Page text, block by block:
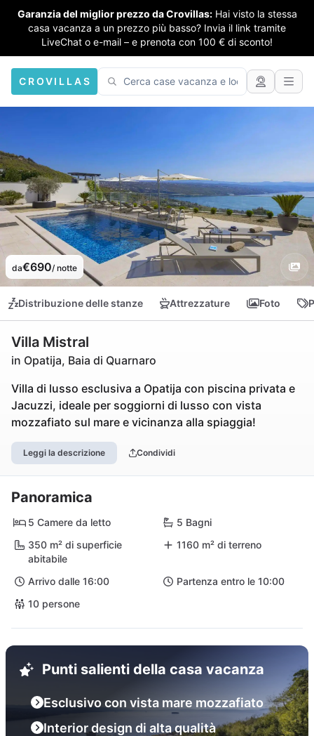
Garanzia del miglior prezzo da Crovillas: Hai visto la stessa
casa vacanza a un prezzo più basso? Invia il link tramite
LiveChat o e-mail – e prenota con 100 € di sconto!
CROVILLAS
da€690/ notte
Distribuzione delle stanze Attrezzature Foto
Villa Mistral
in Opatija, Baia di Quarnaro
Villa di lusso esclusiva a Opatija con piscina privata e
Jacuzzi, ideale per soggiorni di lusso con vista
mozzafiato sul mare e vicinanza alla spiaggia!
Leggi la descrizione Condividi
Panoramica
5 Camere da letto
5 Bagni
350 m² di superficie
abitabile
1160 m² di terreno
Arrivo dalle 16:00
Partenza entro le 10:00
10 persone
Punti salienti della casa vacanza
Esclusivo con vista mare mozzafiato
Interior design di alta qualità